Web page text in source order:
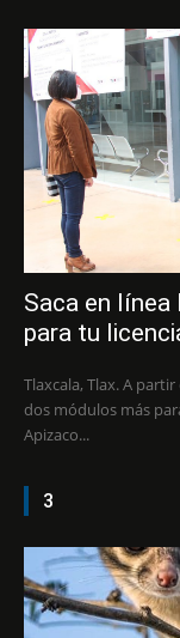
Saca en línea
para tu
Tlaxcala, Tlax. A
dos módulos más
Apizaco...
3